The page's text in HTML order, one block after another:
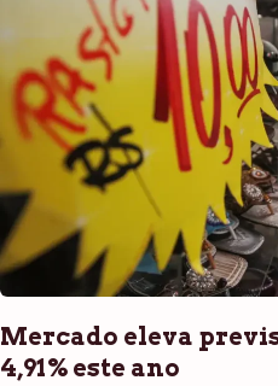
Mercado eleva
4,91% este ano